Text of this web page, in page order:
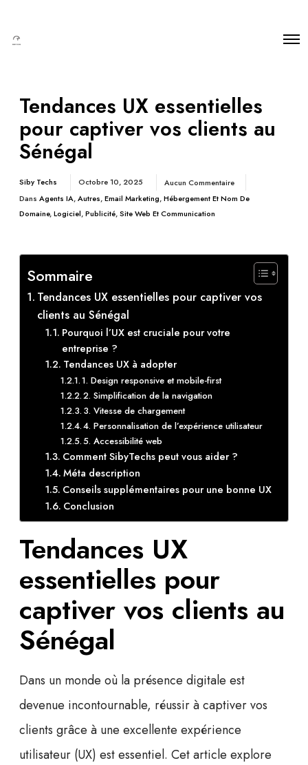
Tendances UX essentielles
pour captiver vos clients au
Sénégal
Siby Techs Octobre 10, 2025
Aucun Commentaire
Dans Agents IA,Autres,Email Marketing,Hébergement Et Nom De
Domaine,Logiciel,Publicité,Site Web Et Communication
Sommaire
Tendances UX essentielles pour captiver vos
clients au Sénégal
Pourquoi l’UX est cruciale pour votre
entreprise ?
Tendances UX à adopter
1. Design responsive et mobile-first
2. Simplification de la navigation
3. Vitesse de chargement
4. Personnalisation de l’expérience utilisateur
5. Accessibilité web
Comment SibyTechs peut vous aider ?
Méta description
Conseils supplémentaires pour une bonne UX
Conclusion
Tendances UX
essentielles pour
captiver vos clients au
Sénégal
Dans un monde où la présence digitale est
devenue incontournable, réussir à captiver vos
clients grâce à une excellente expérience
utilisateur (UX) est essentiel. Cet article explore